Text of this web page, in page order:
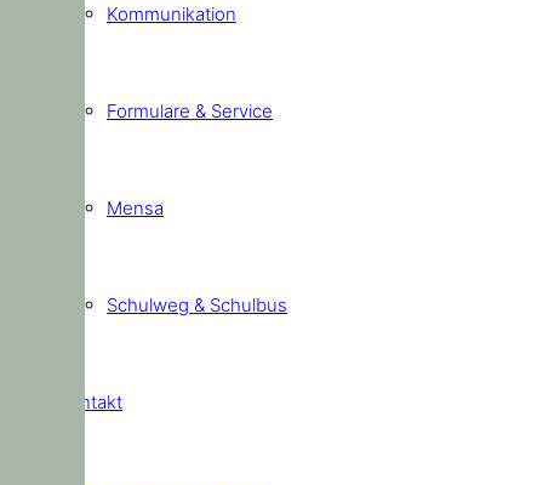
Kommunikation
Formulare & Service
Mensa
Schulweg & Schulbus
Kontakt